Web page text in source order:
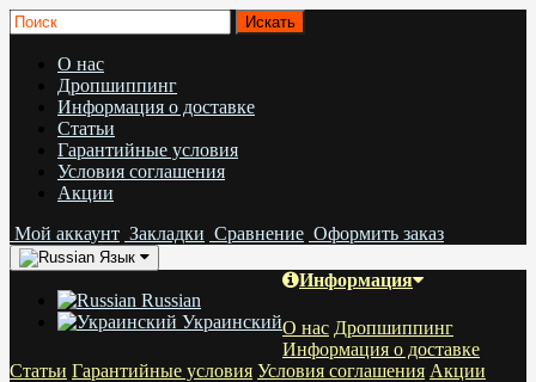
О нас
Дропшиппинг
Информация о доставке
Статьи
Гарантийные условия
Условия соглашения
Акции
Мой аккаунт Закладки Сравнение Оформить заказ
Язык
Russian
Украинский
Информация
О нас Дропшиппинг
Информация о доставке
Статьи Гарантийные условия Условия соглашения Акции